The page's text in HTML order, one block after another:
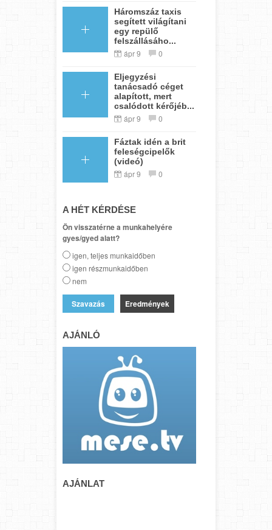
Háromszáz taxis
segített világítani
egy repülő
felszállásáho...
ápr 9 0
Eljegyzési
tanácsadó céget
alapított, mert
csalódott kérőjéb...
ápr 9 0
Fáztak idén a brit
feleségcipelők
(videó)
ápr 9 0
A HÉT KÉRDÉSE
Ön visszatérne a munkahelyére
gyes/gyed alatt?
igen, teljes munkaidőben
igen részmunkaidőben
nem
Eredmények
AJÁNLÓ
AJÁNLAT